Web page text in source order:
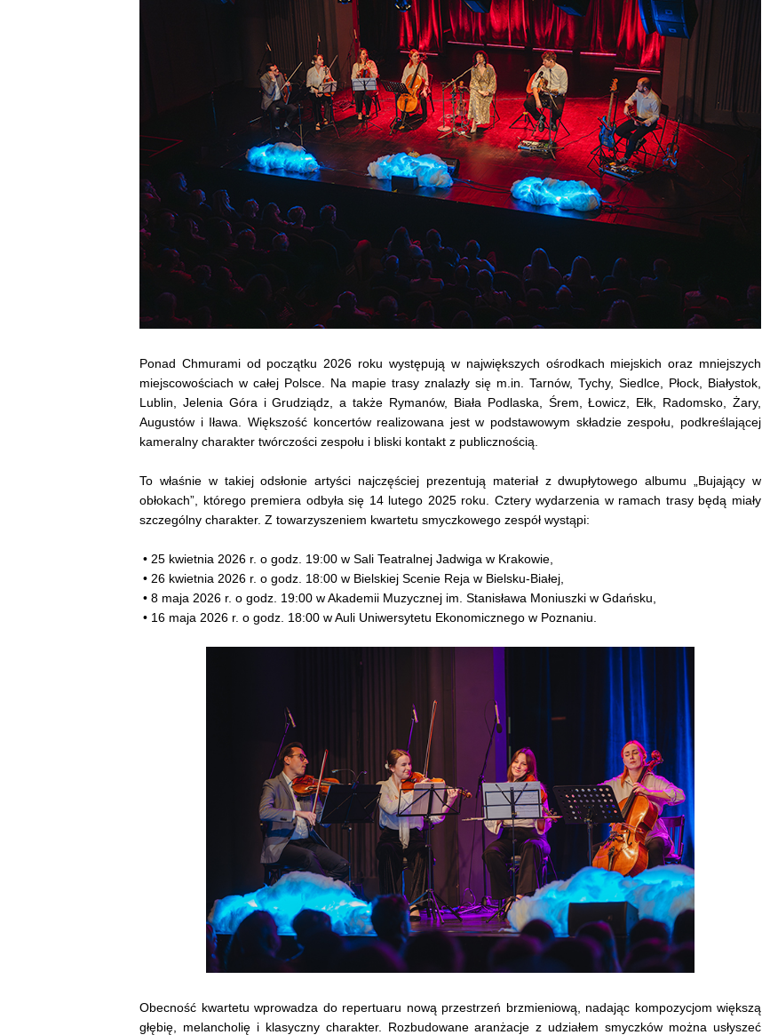
Ponad Chmurami od początku 2026 roku występują w największych ośrodkach miejskich oraz mniejszych
miejscowościach w całej Polsce. Na mapie trasy znalazły się m.in. Tarnów, Tychy, Siedlce, Płock, Białystok,
Lublin, Jelenia Góra i Grudziądz, a także Rymanów, Biała Podlaska, Śrem, Łowicz, Ełk, Radomsko, Żary,
Augustów i Iława. Większość koncertów realizowana jest w podstawowym składzie zespołu, podkreślającej
kameralny charakter twórczości zespołu i bliski kontakt z publicznością.
To właśnie w takiej odsłonie artyści najczęściej prezentują materiał z dwupłytowego albumu „Bujający w
obłokach”, którego premiera odbyła się 14 lutego 2025 roku. Cztery wydarzenia w ramach trasy będą miały
szczególny charakter. Z towarzyszeniem kwartetu smyczkowego zespół wystąpi:
• 25 kwietnia 2026 r. o godz. 19:00 w Sali Teatralnej Jadwiga w Krakowie,
• 26 kwietnia 2026 r. o godz. 18:00 w Bielskiej Scenie Reja w Bielsku-Białej,
• 8 maja 2026 r. o godz. 19:00 w Akademii Muzycznej im. Stanisława Moniuszki w Gdańsku,
• 16 maja 2026 r. o godz. 18:00 w Auli Uniwersytetu Ekonomicznego w Poznaniu.
Obecność kwartetu wprowadza do repertuaru nową przestrzeń brzmieniową, nadając kompozycjom większą
głębię, melancholię i klasyczny charakter. Rozbudowane aranżacje z udziałem smyczków można usłyszeć